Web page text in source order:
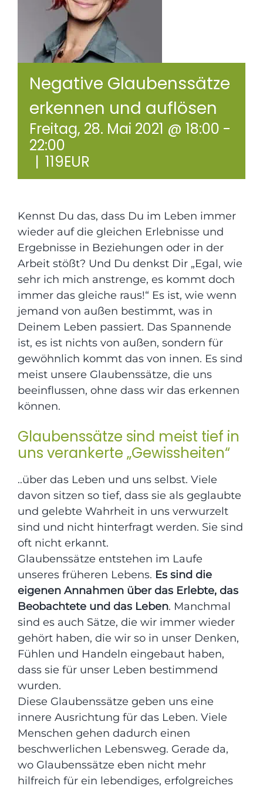
Praxisräume
Kontakt
Negative Glaubenssätze
erkennen und auflösen
Freitag, 28. Mai 2021 @ 18:00 -
22:00
| 119EUR
Kennst Du das, dass Du im Leben immer
wieder auf die gleichen Erlebnisse und
Ergebnisse in Beziehungen oder in der
Arbeit stößt? Und Du denkst Dir „Egal, wie
sehr ich mich anstrenge, es kommt doch
immer das gleiche raus!“ Es ist, wie wenn
jemand von außen bestimmt, was in
Deinem Leben passiert. Das Spannende
ist, es ist nichts von außen, sondern für
gewöhnlich kommt das von innen. Es sind
meist unsere Glaubenssätze, die uns
beeinflussen, ohne dass wir das erkennen
können.
Glaubenssätze sind meist tief in
uns verankerte „Gewissheiten“
..über das Leben und uns selbst. Viele
davon sitzen so tief, dass sie als geglaubte
und gelebte Wahrheit in uns verwurzelt
sind und nicht hinterfragt werden. Sie sind
oft nicht erkannt.
Glaubenssätze entstehen im Laufe
unseres früheren Lebens. Es sind die
eigenen Annahmen über das Erlebte, das
Beobachtete und das Leben. Manchmal
sind es auch Sätze, die wir immer wieder
gehört haben, die wir so in unser Denken,
Fühlen und Handeln eingebaut haben,
dass sie für unser Leben bestimmend
wurden.
Diese Glaubenssätze geben uns eine
innere Ausrichtung für das Leben. Viele
Menschen gehen dadurch einen
beschwerlichen Lebensweg. Gerade da,
wo Glaubenssätze eben nicht mehr
hilfreich für ein lebendiges, erfolgreiches